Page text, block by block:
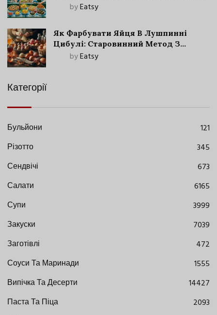
byEatsy
Як Фарбувати Яйця В Лушпинні
Цибулі: Старовинний Метод З
Сучасними Нюансами
byEatsy
Категорії
Бульйони
121
Різотто
345
Сендвічі
673
Салати
6165
Супи
3999
Закуски
7039
Заготівлі
472
Соуси Та Маринади
1555
Випічка Та Десерти
14427
Паста Та Піца
2093